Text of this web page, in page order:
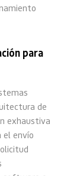
para
de
exhaustiva
envío